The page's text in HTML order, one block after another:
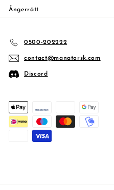
Ångerrätt
0500-202222
contact@manatorsk.com
Discord